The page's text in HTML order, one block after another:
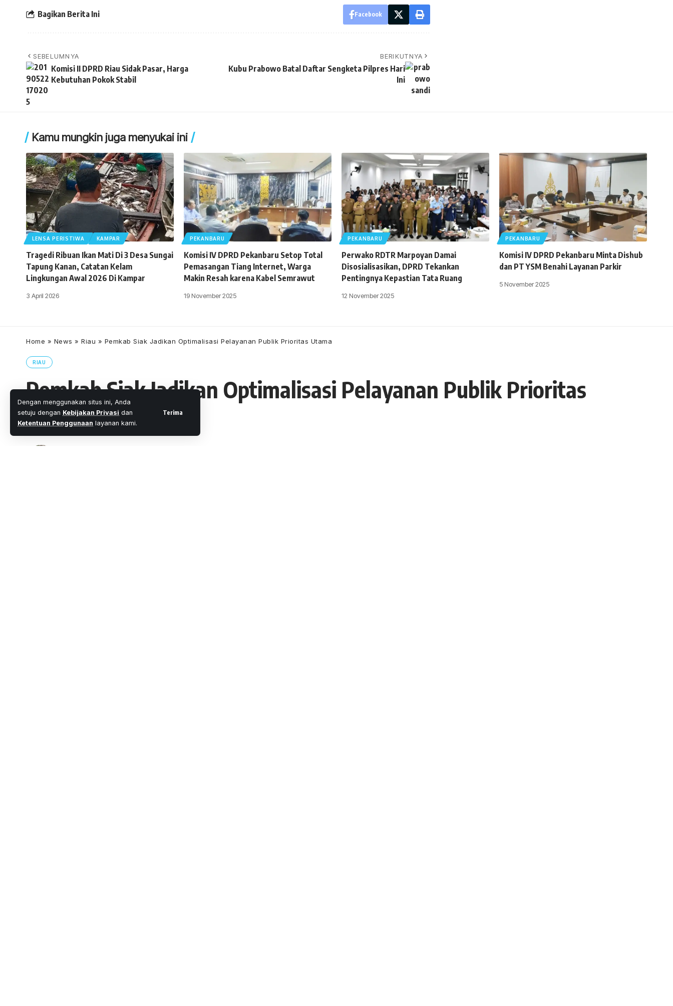
Dengan menggunakan situs ini, Anda
setuju dengan Kebijakan Privasi dan
Ketentuan Penggunaan layanan kami.
Terima
Bagikan Berita Ini Facebook
SEBELUMNYA
Komisi II DPRD Riau Sidak Pasar, Harga
Kebutuhan Pokok Stabil
BERIKUTNYA
Kubu Prabowo Batal Daftar Sengketa Pilpres Hari
Ini
Kamu mungkin juga menyukai ini
LENSA PERISTIWA KAMPAR
Tragedi Ribuan Ikan Mati Di 3 Desa Sungai
Tapung Kanan, Catatan Kelam
Lingkungan Awal 2026 Di Kampar
3 April 2026
PEKANBARU
Komisi IV DPRD Pekanbaru Setop Total
Pemasangan Tiang Internet, Warga
Makin Resah karena Kabel Semrawut
19 November 2025
PEKANBARU
Perwako RDTR Marpoyan Damai
Disosialisasikan, DPRD Tekankan
Pentingnya Kepastian Tata Ruang
12 November 2025
PEKANBARU
Komisi IV DPRD Pekanbaru Minta Dishub
dan PT YSM Benahi Layanan Parkir
5 November 2025
Home » News » Riau » Pemkab Siak Jadikan Optimalisasi Pelayanan Publik Prioritas Utama
RIAU
Pemkab Siak Jadikan Optimalisasi Pelayanan Publik Prioritas
Utama